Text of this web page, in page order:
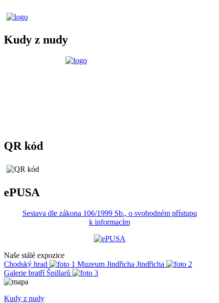
Kudy z nudy
QR kód
ePUSA
Sestava dle zákona 106/1999 Sb., o svobodném přístupu
k informacím
Naše stálé expozice
Chodský hrad
Muzeum Jindřicha Jindřicha
Galerie bratří Špillarů
Kudy z nudy